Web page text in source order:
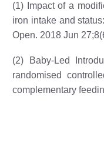
(1) Impact of a
iron intake and
Open. 2018 Jun
(2) Baby-Led
randomised
complementary